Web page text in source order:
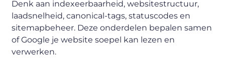
Denk aan indexeerbaarheid, websitestructuur,
laadsnelheid, canonical-tags, statuscodes en
sitemapbeheer. Deze onderdelen bepalen samen
of Google je website soepel kan lezen en
verwerken.